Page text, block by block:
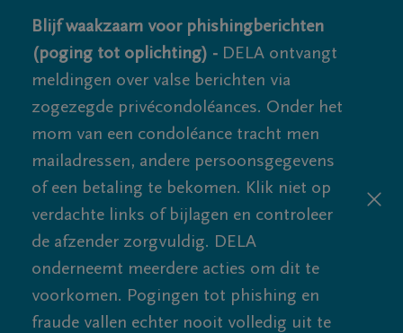
Blijf waakzaam voor phishingberichten
(poging tot oplichting) - DELA ontvangt
meldingen over valse berichten via
zogezegde privécondoléances. Onder het
mom van een condoléance tracht men
mailadressen, andere persoonsgegevens
of een betaling te bekomen. Klik niet op
verdachte links of bijlagen en controleer
de afzender zorgvuldig. DELA
onderneemt meerdere acties om dit te
voorkomen. Pogingen tot phishing en
fraude vallen echter nooit volledig uit te